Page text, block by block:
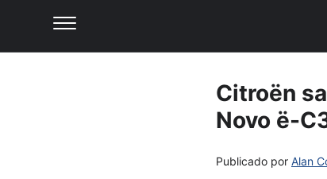
Citroën
Novo ë-
Publicado por Alan